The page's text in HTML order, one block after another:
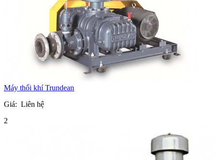
Máy thổi khí Trundean
Giá: Liên hệ
2